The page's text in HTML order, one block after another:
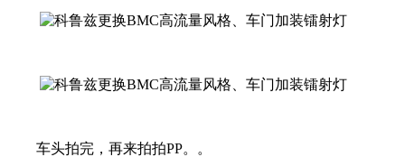
车头拍完，再来拍拍PP。。